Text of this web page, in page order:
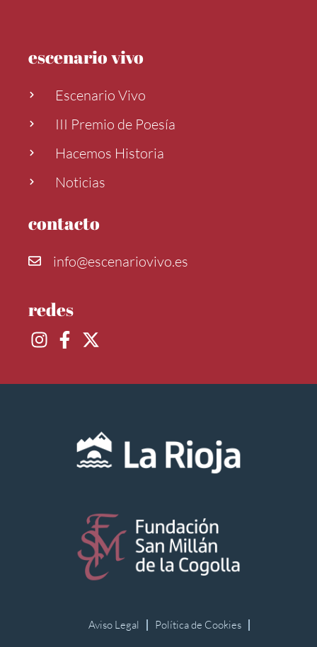
escenario vivo
Escenario Vivo
III Premio de Poesía
Hacemos Historia
Noticias
contacto
info@escenariovivo.es
redes
Aviso Legal Política de Cookies